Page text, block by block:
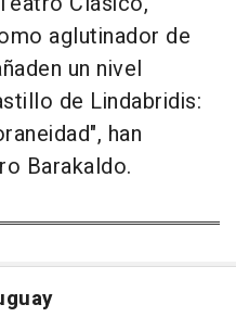
aglutinador de
un nivel
de Lindabridis:
han
Barakaldo.